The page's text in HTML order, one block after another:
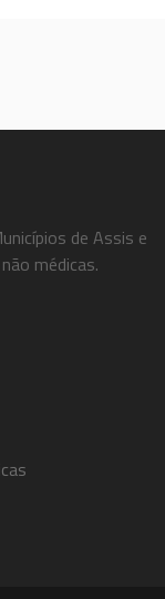
de Assis e
médicas.